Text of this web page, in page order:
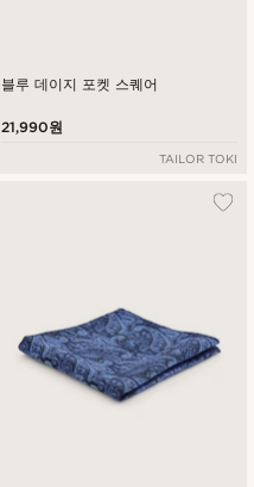
블루 데이지 포켓 스퀘어
21,990원
TAILOR TOKI